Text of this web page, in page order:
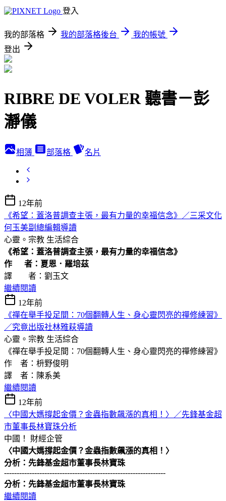
登入
我的部落格 我的部落格後台
我的帳號
登出
RIBRE DE VOLER 聽書－彭
瀞儀
相簿 部落格 名片
12年前
《希望：蓋洛普調查主張，最有力量的幸福信念》／三采文化
何玉美副總編輯導讀
心靈。宗教 生活綜合
《希望：蓋洛普調查主張，最有力量的幸福信念》
作 者：夏恩．羅培茲
譯 者：劉玉文
繼續閱讀
12年前
《禪在舉手投足間：70個翻轉人生、身心靈閃亮的禪修練習》
／究竟出版社林雅萩導讀
心靈。宗教 生活綜合
《禪在舉手投足間：70個翻轉人生、身心靈閃亮的禪修練習》
作 者：枡野俊明
譯 者：陳系美
繼續閱讀
12年前
〈中國大媽撐起金價？金蟲指數飆漲的真相！〉／先鋒基金超
市董事長林寶珠分析
中國！ 財經企管
〈中國大媽撐起金價？金蟲指數飆漲的真相！〉
分析：先鋒基金超市董事長林寶珠
----------------------------------------------------------------
分析：先鋒基金超市董事長林寶珠
繼續閱讀